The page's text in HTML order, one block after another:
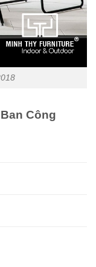
Công